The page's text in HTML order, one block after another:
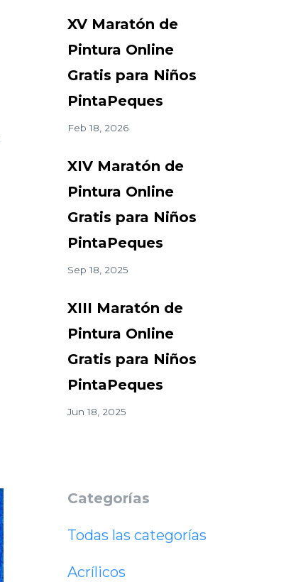
XV Maratón de
Pintura Online
Gratis para Niños
PintaPeques
Feb 18, 2026
XIV Maratón de
Pintura Online
Gratis para Niños
PintaPeques
Sep 18, 2025
XIII Maratón de
Pintura Online
Gratis para Niños
PintaPeques
Jun 18, 2025
Categorías
Todas las categorías
Acrílicos